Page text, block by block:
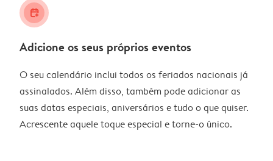
calendar_plus
Adicione os seus próprios eventos
O seu calendário inclui todos os feriados nacionais já
assinalados. Além disso, também pode adicionar as
suas datas especiais, aniversários e tudo o que quiser.
Acrescente aquele toque especial e torne-o único.